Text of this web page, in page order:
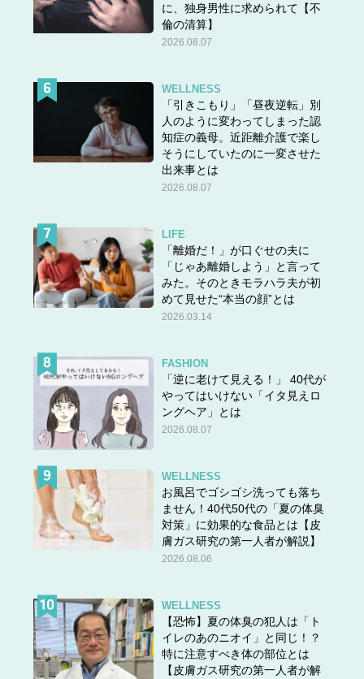
に、独身男性に求められて【不
倫の清算】
2026.08.07
WELLNESS
「引きこもり」「昼夜逆転」別
人のように変わってしまった認
知症の義母。近距離介護で楽し
そうにしていたのに一変させた
出来事とは
2026.08.07
LIFE
「離婚だ！」が口ぐせの夫に
「じゃあ離婚しよう」と言って
みた。そのときモラハラ夫が初
めて見せた“本当の顔”とは
2026.03.14
FASHION
「逆に老けて見える！」 40代が
やってはいけない「イタ見えロ
ングヘア」とは
2026.08.07
WELLNESS
お風呂でゴシゴシ洗っても落ち
ません！40代50代の「夏の体臭
対策」に効果的な食品とは【皮
膚ガス研究の第一人者が解説】
2026.08.06
WELLNESS
【恐怖】夏の体臭の犯人は「ト
イレのあのニオイ」と同じ！？
特に注意すべき体の部位とは
【皮膚ガス研究の第一人者が解